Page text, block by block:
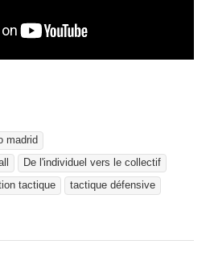
madrid
De l'individuel vers le collectif
tactique
tactique défensive